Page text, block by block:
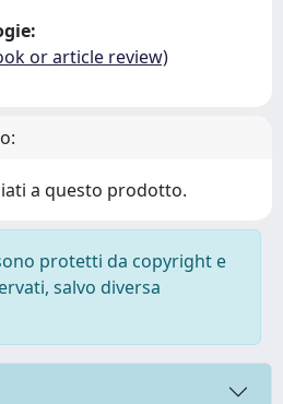
or article review)
a questo prodotto.
protetti da copyright e
salvo diversa